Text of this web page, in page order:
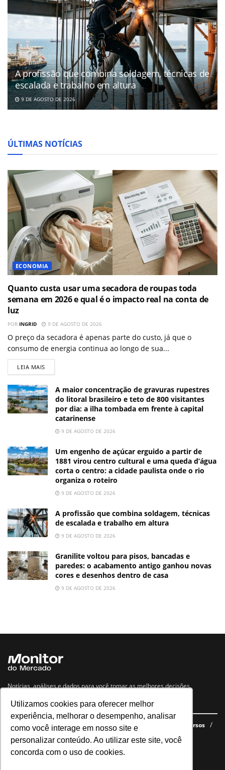
Utilizamos cookies para oferecer melhor
experiência, melhorar o desempenho, analisar
como você interage em nosso site e
personalizar conteúdo. Ao utilizar este site, você
concorda com o uso de cookies.
A profissão que combina soldagem, técnicas de
escalada e trabalho em altura
9 DE AGOSTO DE 2026
ÚLTIMAS NOTÍCIAS
ECONOMIA
Quanto custa usar uma secadora de roupas toda
semana em 2026 e qual é o impacto real na conta de
luz
POR INGRID 9 DE AGOSTO DE 2026
O preço da secadora é apenas parte do custo, já que o
consumo de energia continua ao longo de sua...
LEIA MAIS
A maior concentração de gravuras rupestres
do litoral brasileiro e teto de 800 visitantes
por dia: a ilha tombada em frente à capital
catarinense
9 DE AGOSTO DE 2026
Um engenho de açúcar erguido a partir de
1881 virou centro cultural e uma queda d’água
corta o centro: a cidade paulista onde o rio
organiza o roteiro
9 DE AGOSTO DE 2026
A profissão que combina soldagem, técnicas
de escalada e trabalho em altura
9 DE AGOSTO DE 2026
Granilite voltou para pisos, bancadas e
paredes: o acabamento antigo ganhou novas
cores e desenhos dentro de casa
9 DE AGOSTO DE 2026
Notícias, análises e dados para você tomar as melhores decisões.
Navegue no site
Últimas notícias Quem somos E-books gratuitos
Cursos
Política de privacidade